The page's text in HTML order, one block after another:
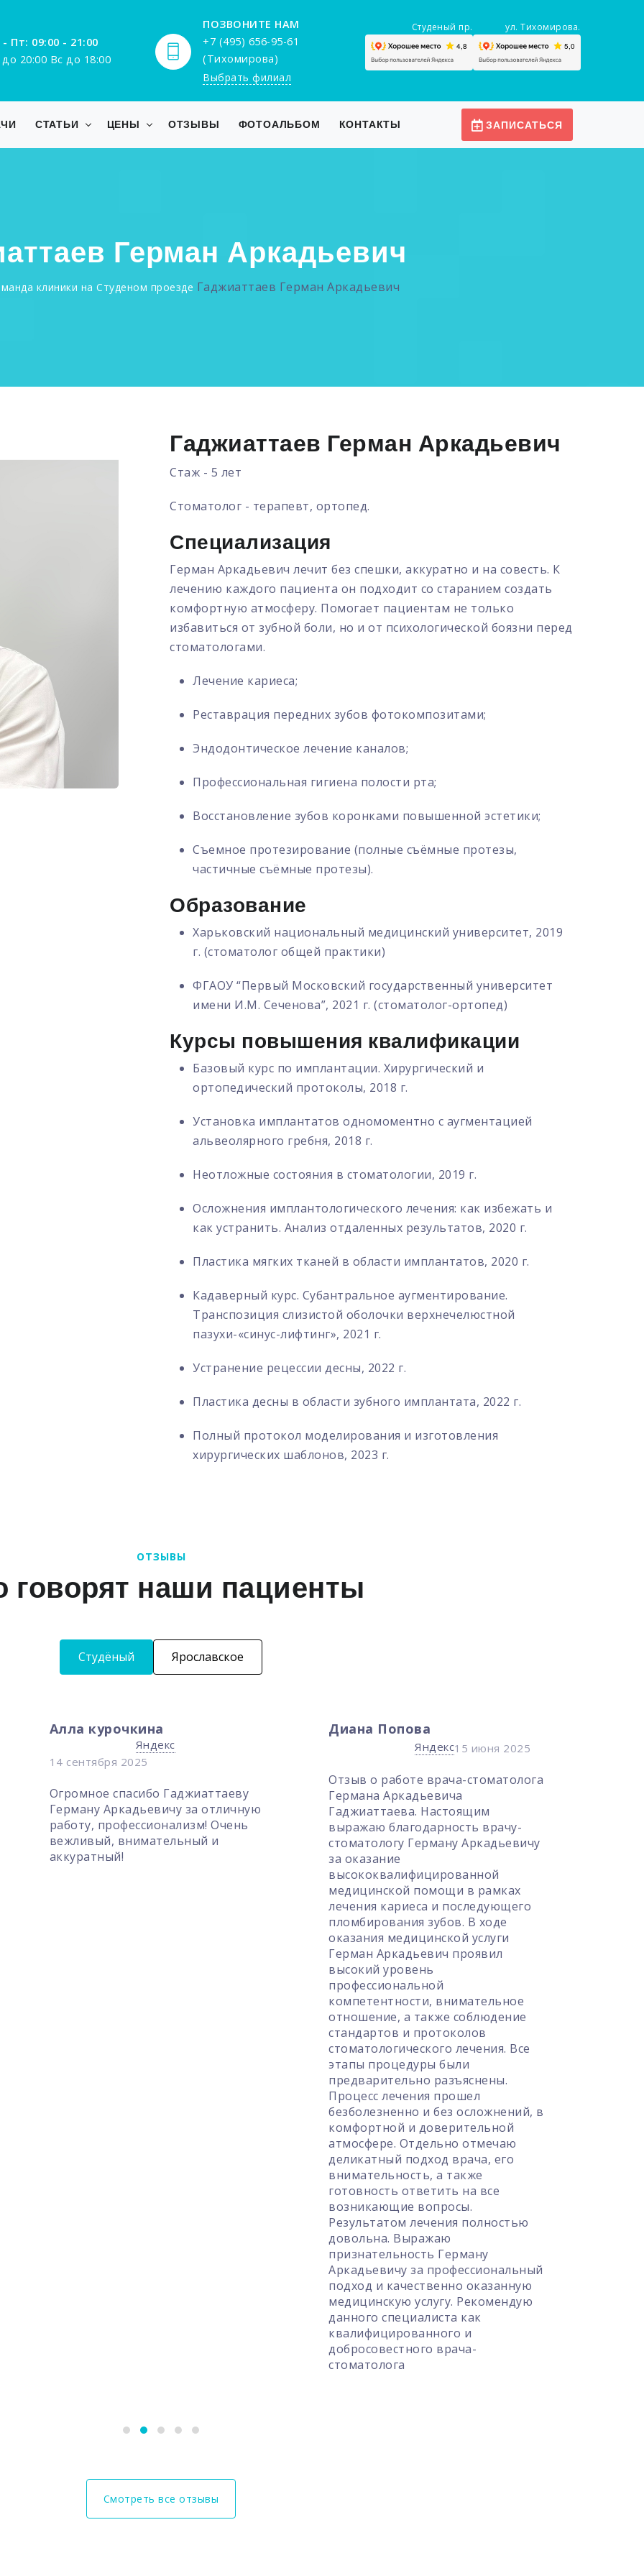
Пт: 09:00 - 21:00
20:00 Вс до 18:00
ПОЗВОНИТЕ НАМ
+7 (495) 656-95-61
(Тихомирова)
Выбрать филиал
Студеный пр. ул. Тихомирова.
СТАТЬИ ЦЕНЫ ОТЗЫВЫ ФОТОАЛЬБОМ КОНТАКТЫ ЗАПИСАТЬСЯ
Герман Аркадьевич
клиники на Студеном проезде Гаджиаттаев Герман Аркадьевич
Гаджиаттаев Герман Аркадьевич
Стаж - 5 лет
Стоматолог - терапевт, ортопед.
Специализация
Герман Аркадьевич лечит без спешки, аккуратно и на совесть. К
лечению каждого пациента он подходит со старанием создать
комфортную атмосферу. Помогает пациентам не только
избавиться от зубной боли, но и от психологической боязни перед
стоматологами.
Лечение кариеса;
Реставрация передних зубов фотокомпозитами;
Эндодонтическое лечение каналов;
Профессиональная гигиена полости рта;
Восстановление зубов коронками повышенной эстетики;
Съемное протезирование (полные съёмные протезы,
частичные съёмные протезы).
Образование
Харьковский национальный медицинский университет, 2019
г. (стоматолог общей практики)
ФГАОУ “Первый Московский государственный университет
имени И.М. Сеченова”, 2021 г. (стоматолог-ортопед)
Курсы повышения квалификации
Базовый курс по имплантации. Хирургический и
ортопедический протоколы, 2018 г.
Установка имплантатов одномоментно с аугментацией
альвеолярного гребня, 2018 г.
Неотложные состояния в стоматологии, 2019 г.
Осложнения имплантологического лечения: как избежать и
как устранить. Анализ отдаленных результатов, 2020 г.
Пластика мягких тканей в области имплантатов, 2020 г.
Кадаверный курс. Субантральное аугментирование.
Транспозиция слизистой оболочки верхнечелюстной
пазухи-«синус-лифтинг», 2021 г.
Устранение рецессии десны, 2022 г.
Пластика десны в области зубного имплантата, 2022 г.
Полный протокол моделирования и изготовления
хирургических шаблонов, 2023 г.
ОТЗЫВЫ
говорят наши пациенты
Студёный Ярославское
за отличную
Очень
Диана Попова
Отзыв о работе врача-стоматолога
Германа Аркадьевича
Гаджиаттаева. Настоящим
выражаю благодарность врачу-
стоматологу Герману Аркадьевичу
медицинской помощи в рамках
лечения кариеса и последующего
оказания медицинской услуги
компетентности, внимательное
отношение, а также соблюдение
стоматологического лечения. Все
безболезненно и без осложнений, в
комфортной и доверительной
атмосфере. Отдельно отмечаю
деликатный подход врача, его
Результатом лечения полностью
Аркадьевичу за профессиональный
подход и качественно оказанную
медицинскую услугу. Рекомендую
Alex S.
Яндекс
Большая благодарность ,доктору
Герману Аркадьевичу, за его
профессиональную работу! Остался
очень доволен, рекомендую!
Смотреть все отзывы